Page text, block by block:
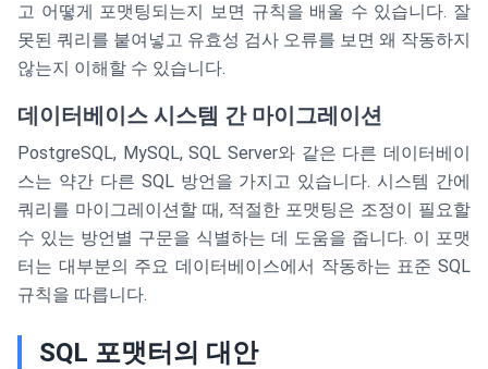
고 어떻게 포맷팅되는지 보면 규칙을 배울 수 있습니다. 잘
못된 쿼리를 붙여넣고 유효성 검사 오류를 보면 왜 작동하지
않는지 이해할 수 있습니다.
데이터베이스 시스템 간 마이그레이션
PostgreSQL, MySQL, SQL Server와 같은 다른 데이터베이
스는 약간 다른 SQL 방언을 가지고 있습니다. 시스템 간에
쿼리를 마이그레이션할 때, 적절한 포맷팅은 조정이 필요할
수 있는 방언별 구문을 식별하는 데 도움을 줍니다. 이 포맷
터는 대부분의 주요 데이터베이스에서 작동하는 표준 SQL
규칙을 따릅니다.
SQL 포맷터의 대안